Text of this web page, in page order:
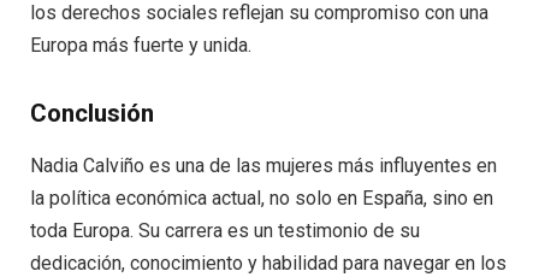
los derechos sociales reflejan su compromiso con una
Europa más fuerte y unida.
Conclusión
Nadia Calviño es una de las mujeres más influyentes en
la política económica actual, no solo en España, sino en
toda Europa. Su carrera es un testimonio de su
dedicación, conocimiento y habilidad para navegar en los